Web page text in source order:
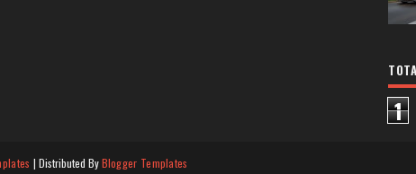
1
| Distributed ByBlogger Templates